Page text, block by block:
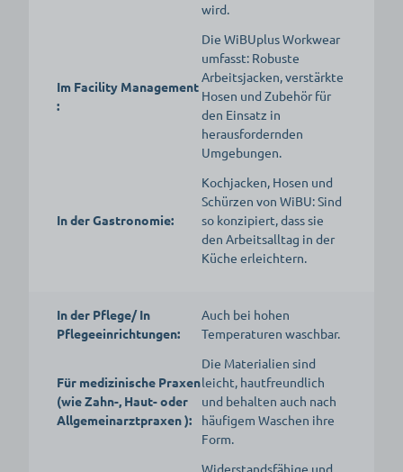
wird.
Im Facility Management
:
Die WiBUplus Workwear
umfasst: Robuste
Arbeitsjacken, verstärkte
Hosen und Zubehör für
den Einsatz in
herausfordernden
Umgebungen.
In der Gastronomie:
Kochjacken, Hosen und
Schürzen von WiBU: Sind
so konzipiert, dass sie
den Arbeitsalltag in der
Küche erleichtern.
In der Pflege/ In
Pflegeeinrichtungen:
Auch bei hohen
Temperaturen waschbar.
Für medizinische Praxen
(wie Zahn-, Haut- oder
Allgemeinarztpraxen ):
Die Materialien sind
leicht, hautfreundlich
und behalten auch nach
häufigem Waschen ihre
Form.
Widerstandsfähige und